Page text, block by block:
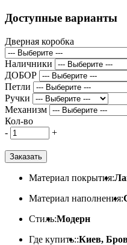
Доступные варианты
Дверная коробка
Наличники
ДОБОР
Петли
Ручки
Механизм
Кол-во
-
+
Заказать
Материал покрытия:
Материал наполнения:
Стиль:Модерн
Где купить::Киев,